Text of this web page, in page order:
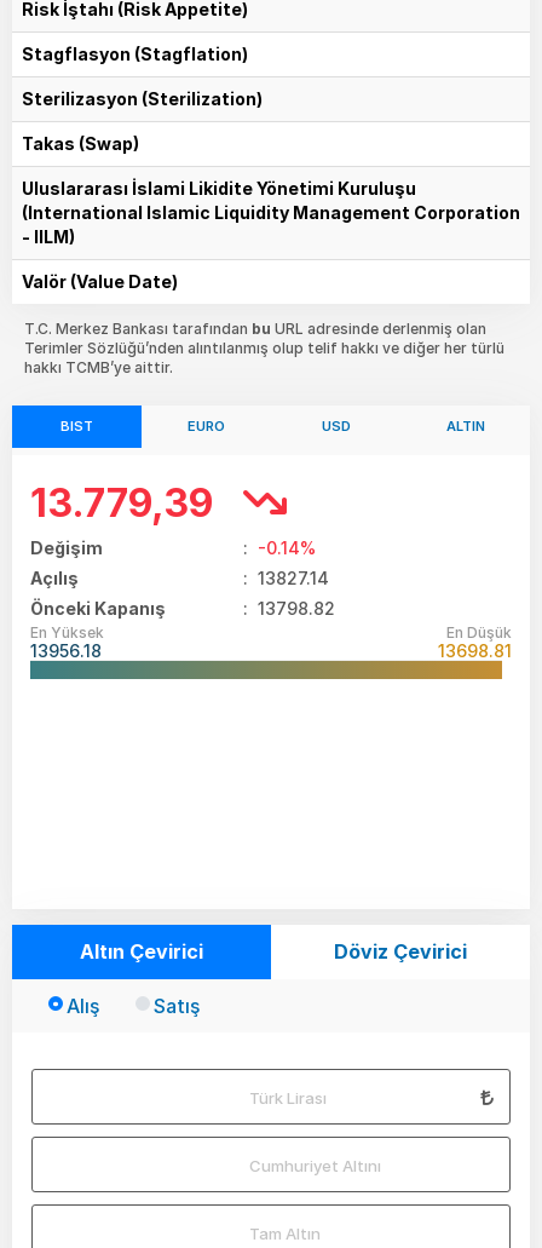
Risk İştahı (Risk Appetite)
Stagflasyon (Stagflation)
Sterilizasyon (Sterilization)
Takas (Swap)
Uluslararası İslami Likidite Yönetimi Kuruluşu
(International Islamic Liquidity Management Corporation
- IILM)
Valör (Value Date)
T.C. Merkez Bankası tarafından bu URL adresinde derlenmiş olan
Terimler Sözlüğü’nden alıntılanmış olup telif hakkı ve diğer her türlü
hakkı TCMB’ye aittir.
BIST EURO USD ALTIN
13.779,39
Değişim : -0.14%
Açılış
: 13827.14
Önceki Kapanış
: 13798.82
En Yüksek
13956.18
En Düşük
13698.81
Altın Çevirici Döviz Çevirici
Alış Satış
Türk Lirası
Cumhuriyet Altını
Tam Altın